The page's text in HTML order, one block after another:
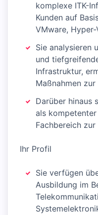
komplexe ITK-
Kunden auf
VMware,
Sie analysieren
und
Infrastruktur,
Maßnahmen
Darüber hinaus
als
Fachbereich zur
Ihr Profil
Sie verfügen
Ausbildung im